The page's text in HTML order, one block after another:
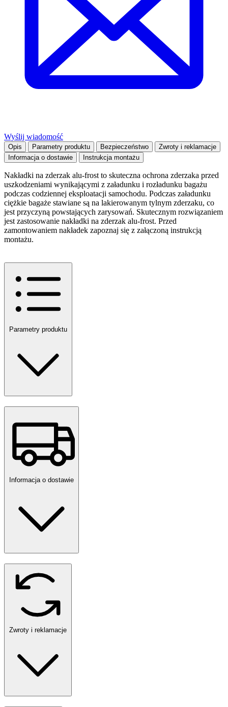
Wyślij wiadomość
Opis Parametry produktu Bezpieczeństwo
Zwroty i reklamacje
Informacja o dostawie
Instrukcja montażu
Nakładki na zderzak alu-frost to skuteczna ochrona zderzaka przed
uszkodzeniami wynikającymi z załadunku i rozładunku bagażu
podczas codziennej eksploatacji samochodu. Podczas załadunku
ciężkie bagaże stawiane są na lakierowanym tylnym zderzaku, co
jest przyczyną powstających zarysowań. Skutecznym rozwiązaniem
jest zastosowanie nakładki na zderzak alu-frost. Przed
zamontowaniem nakładek zapoznaj się z załączoną instrukcją
montażu.
Parametry produktu
Informacja o dostawie
Zwroty i reklamacje